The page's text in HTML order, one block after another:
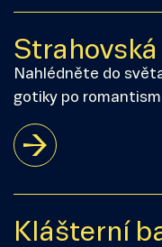
Nahlédněte do
gotiky po
Klášterní